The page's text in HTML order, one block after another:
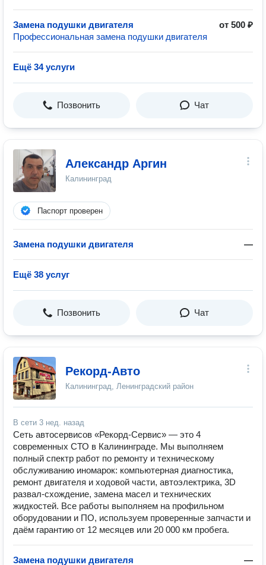
Замена подушки двигателя
от 500 ₽
Профессиональная замена подушки двигателя
Ещё 34 услуги
Позвонить Чат
Александр Аргин
Калининград
Паспорт проверен
Замена подушки двигателя —
Ещё 38 услуг
Позвонить Чат
Рекорд-Авто
Калининград, Ленинградский район
В сети 3 нед. назад
Сеть автосервисов «Рекорд-Сервис» — это 4
современных СТО в Калининграде. Мы выполняем
полный спектр работ по ремонту и техническому
обслуживанию иномарок: компьютерная диагностика,
ремонт двигателя и ходовой части, автоэлектрика, 3D
развал‑схождение, замена масел и технических
жидкостей. Все работы выполняем на профильном
оборудовании и ПО, используем проверенные запчасти и
даём гарантию от 12 месяцев или 20 000 км пробега.
Замена подушки двигателя —